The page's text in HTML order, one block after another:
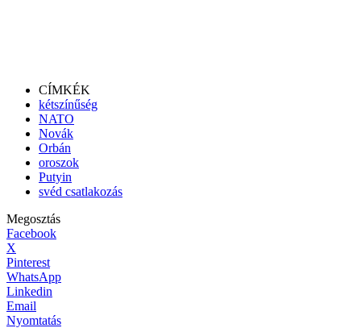
CÍMKÉK
kétszínűség
NATO
Novák
Orbán
oroszok
Putyin
svéd csatlakozás
Megosztás
Facebook
X
Pinterest
WhatsApp
Linkedin
Email
Nyomtatás